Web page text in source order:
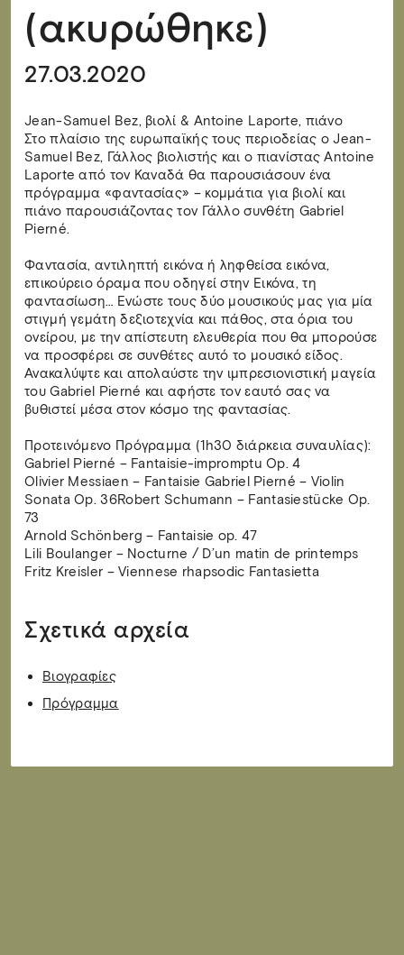
(ακυρώθηκε)
27.03.2020
Jean-Samuel Bez, βιολί & Antoine Laporte, πιάνο
Στο πλαίσιο της ευρωπαϊκής τους περιοδείας ο Jean-
Samuel Bez, Γάλλος βιολιστής και ο πιανίστας Antoine
Laporte από τον Καναδά θα παρουσιάσουν ένα
πρόγραμμα «φαντασίας» – κομμάτια για βιολί και
πιάνο παρουσιάζοντας τον Γάλλο συνθέτη Gabriel
Pierné.
Φαντασία, αντιληπτή εικόνα ή ληφθείσα εικόνα,
επικούρειο όραμα που οδηγεί στην Εικόνα, τη
φαντασίωση… Ενώστε τους δύο μουσικούς μας για μία
στιγμή γεμάτη δεξιοτεχνία και πάθος, στα όρια του
ονείρου, με την απίστευτη ελευθερία που θα μπορούσε
να προσφέρει σε συνθέτες αυτό το μουσικό είδος.
Ανακαλύψτε και απολαύστε την ιμπρεσιονιστική μαγεία
του Gabriel Pierné και αφήστε τον εαυτό σας να
βυθιστεί μέσα στον κόσμο της φαντασίας.
Προτεινόμενο Πρόγραμμα (1h30 διάρκεια συναυλίας):
Gabriel Pierné – Fantaisie-impromptu Op. 4
Olivier Messiaen – Fantaisie Gabriel Pierné – Violin
Sonata Op. 36Robert Schumann – Fantasiestücke Op.
73
Arnold Schönberg – Fantaisie op. 47
Lili Boulanger – Nocturne / D’un matin de printemps
Fritz Kreisler – Viennese rhapsodic Fantasietta
Σχετικά αρχεία
Βιογραφίες
Πρόγραμμα